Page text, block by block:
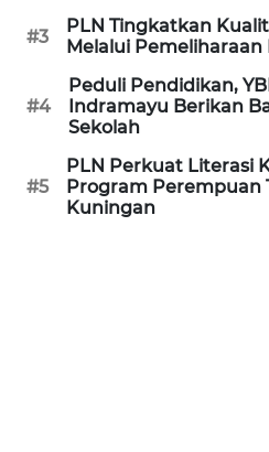
#3
PLN Tingkatkan
Melalui
#4
Peduli Pendidikan,
Indramayu Berikan
Sekolah
#5
PLN Perkuat Literasi
Program Perempuan
Kuningan
WN
WN
WN
MANDALIKA